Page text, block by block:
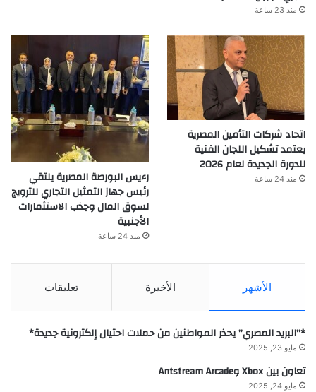
منذ 23 ساعة
اتحاد شركات التأمين المصرية
يعتمد تشكيل اللجان الفنية
للدورة الجديدة لعام 2026
منذ 24 ساعة
رءيس البورصة المصرية يلتقي
رئيس جهاز التمثيل التجاري للترويج
لسوق المال وجذب الاستثمارات
الأجنبية
منذ 24 ساعة
الأشهر الأخيرة تعليقات
*”البريد المصري” يحذر المواطنين من حملات احتيال إلكترونية جديدة*
مايو 23, 2025
تعاون بين Xbox وAntstream Arcade
مايو 24, 2025